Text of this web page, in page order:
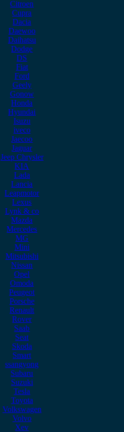
Citroen
Cupra
Dacia
Daewoo
Daihatsu
Dodge
DS
Fiat
Ford
Geely
Gonow
Honda
Hyundai
Isuzu
iveco
Jaecoo
Jaguar
Jeep Chrysler
KIA
Lada
Lancia
Leapmotor
Lexus
Lynk & co
Mazda
Mercedes
MG
Mini
Mitsubishi
Nissan
Opel
Omoda
Peugeot
Porsche
Renault
Rover
Saab
Seat
Skoda
Smart
ssangyong
Subaru
Suzuki
Tesla
Toyota
Volkswagen
Volvo
Xev